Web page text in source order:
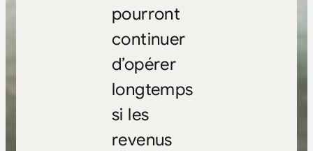
pourront
continuer
d’opérer
longtemps
si les
revenus